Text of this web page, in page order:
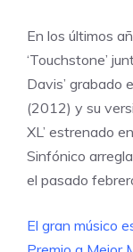
En los últimos
‘Touchstone’
Davis’ grabado
(2012) y su
XL’ estrenado
Sinfónico
el pasado
El gran músico